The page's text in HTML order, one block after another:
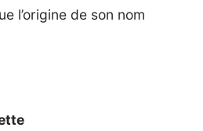
l’origine de son nom